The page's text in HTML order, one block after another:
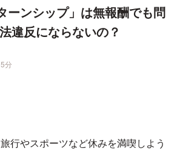
ーンシップ」は無報酬でも問
違反にならないの？
分
行やスポーツなど休みを満喫しよう